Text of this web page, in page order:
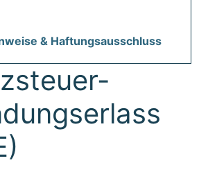
& Haftungsausschluss